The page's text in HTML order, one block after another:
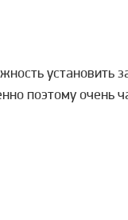
установить
поэтому